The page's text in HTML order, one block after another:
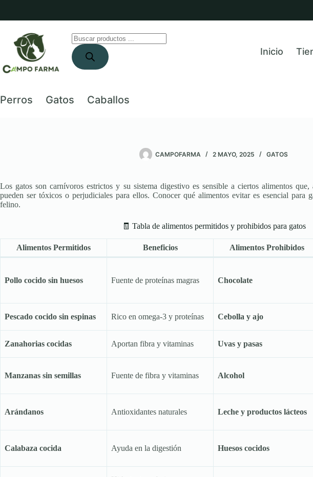
contenido
Búsqueda
de
productos
Inicio
Perros Gatos Caballos
CAMPOFARMA 2 MAYO, 2025 GATOS
Los gatos son carnívoros estrictos y su sistema digestivo es sensible a ciertos alimentos que,
pueden ser tóxicos o perjudiciales para ellos. Conocer qué alimentos evitar es esencial para
felino.
🧾 Tabla de alimentos permitidos y prohibidos para gatos
Alimentos Permitidos Beneficios Alimentos Prohibidos
Pollo cocido sin huesos Fuente de proteínas magras Chocolate
Pescado cocido sin espinas Rico en omega-3 y proteínas Cebolla y ajo
Zanahorias cocidas Aportan fibra y vitaminas Uvas y pasas
Manzanas sin semillas Fuente de fibra y vitaminas Alcohol
Arándanos Antioxidantes naturales Leche y productos lácteos
Calabaza cocida Ayuda en la digestión Huesos cocidos